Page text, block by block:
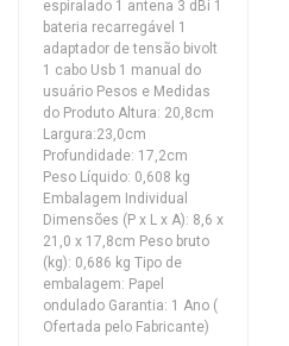
espiralado 1 antena 3 dBi 1
bateria recarregável 1
adaptador de tensão bivolt
1 cabo Usb 1 manual do
usuário Pesos e Medidas
do Produto Altura: 20,8cm
Largura:23,0cm
Profundidade: 17,2cm
Peso Líquido: 0,608 kg
Embalagem Individual
Dimensões (P x L x A): 8,6 x
21,0 x 17,8cm Peso bruto
(kg): 0,686 kg Tipo de
embalagem: Papel
ondulado Garantia: 1 Ano (
Ofertada pelo Fabricante)